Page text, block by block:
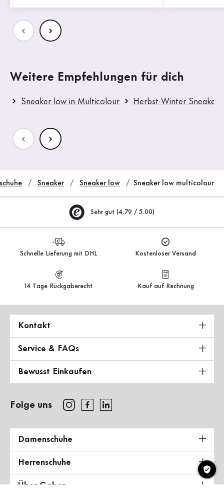
Weitere Empfehlungen für dich
Sneaker low in Multicolour Herbst-Winter Sneaker
Sneaker Sneaker low Sneaker low multicolour
Sehr gut (4.79 / 5.00)
Schnelle Lieferung mit DHL Kostenloser Versand
14 Tage Rückgaberecht Kauf auf Rechnung
Kontakt
Service & FAQs
Bewusst Einkaufen
Folge uns
Damenschuhe
Herrenschuhe
Über Gabor